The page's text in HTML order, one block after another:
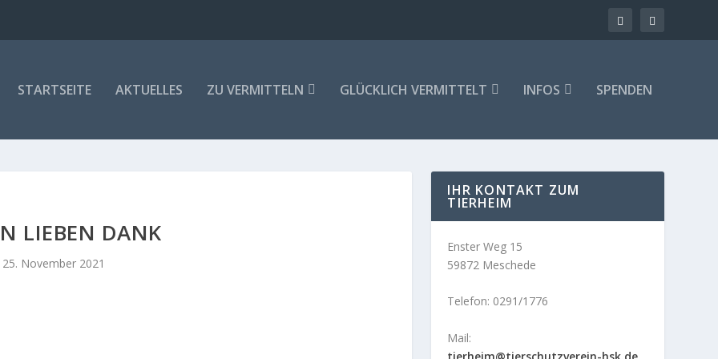
STARTSEITE AKTUELLES ZU VERMITTELN GLÜCKLICH VERMITTELT INFOS SPENDEN
LIEBEN DANK
25. November 2021
IHR KONTAKT ZUM
TIERHEIM
Enster Weg 15
59872 Meschede
Telefon: 0291/1776
Mail: